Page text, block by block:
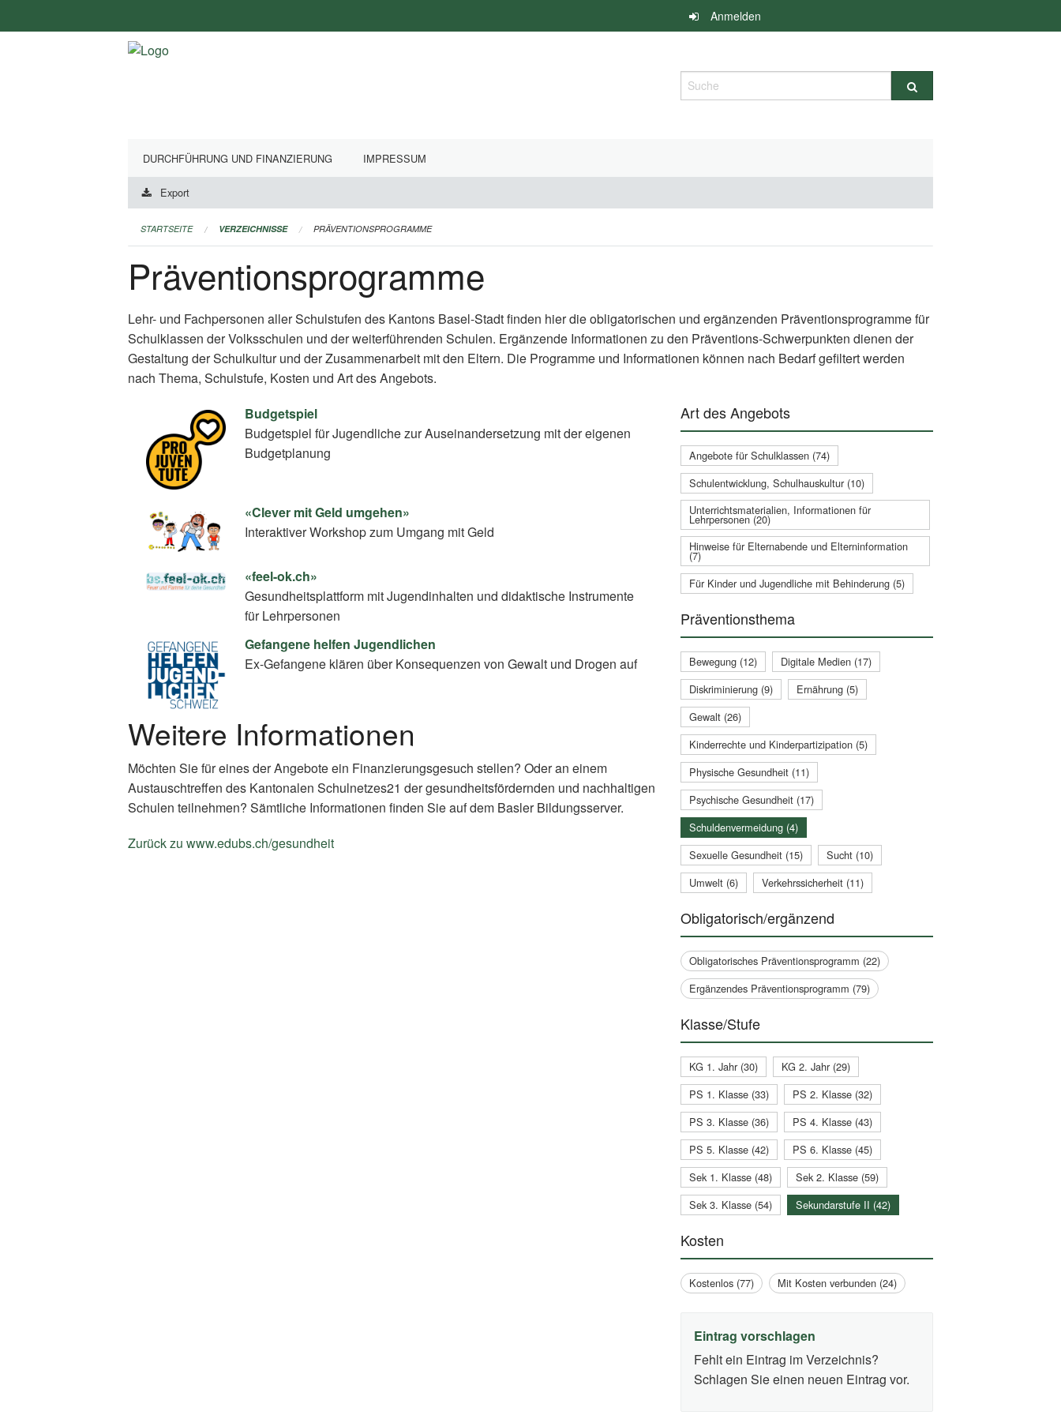
überspringen
Anmelden
Suche
DURCHFÜHRUNG UND FINANZIERUNG IMPRESSUM
Export
STARTSEITE VERZEICHNISSE PRÄVENTIONSPROGRAMME
Präventionsprogramme
Lehr- und Fachpersonen aller Schulstufen des Kantons Basel-Stadt finden hier die obligatorischen und ergänzenden Präventionsprogramme für
Schulklassen der Volksschulen und der weiterführenden Schulen. Ergänzende Informationen zu den Präventions-Schwerpunkten dienen der
Gestaltung der Schulkultur und der Zusammenarbeit mit den Eltern. Die Programme und Informationen können nach Bedarf gefiltert werden
nach Thema, Schulstufe, Kosten und Art des Angebots.
Budgetspiel
Budgetspiel für Jugendliche zur Auseinandersetzung mit der eigenen
Budgetplanung
«Clever mit Geld umgehen»
Interaktiver Workshop zum Umgang mit Geld
«feel-ok.ch»
Gesundheitsplattform mit Jugendinhalten und didaktische Instrumente
für Lehrpersonen
Gefangene helfen Jugendlichen
Ex-Gefangene klären über Konsequenzen von Gewalt und Drogen auf
Weitere Informationen
Möchten Sie für eines der Angebote ein Finanzierungsgesuch stellen? Oder an einem
Austauschtreffen des Kantonalen Schulnetzes21 der gesundheitsfördernden und nachhaltigen
Schulen teilnehmen? Sämtliche Informationen finden Sie auf dem Basler Bildungsserver.
Zurück zu www.edubs.ch/gesundheit
Art des Angebots
Angebote für Schulklassen (74)
Schulentwicklung, Schulhauskultur (10)
Unterrichtsmaterialien, Informationen für
Lehrpersonen (20)
Hinweise für Elternabende und Elterninformation
(7)
Für Kinder und Jugendliche mit Behinderung (5)
Präventionsthema
Bewegung (12)
Digitale Medien (17)
Diskriminierung (9)
Ernährung (5)
Gewalt (26)
Kinderrechte und Kinderpartizipation (5)
Physische Gesundheit (11)
Psychische Gesundheit (17)
Schuldenvermeidung (4)
Sexuelle Gesundheit (15)
Sucht (10)
Umwelt (6)
Verkehrssicherheit (11)
Obligatorisch/ergänzend
Obligatorisches Präventionsprogramm (22)
Ergänzendes Präventionsprogramm (79)
Klasse/Stufe
KG 1. Jahr (30)
KG 2. Jahr (29)
PS 1. Klasse (33)
PS 2. Klasse (32)
PS 3. Klasse (36)
PS 4. Klasse (43)
PS 5. Klasse (42)
PS 6. Klasse (45)
Sek 1. Klasse (48)
Sek 2. Klasse (59)
Sek 3. Klasse (54)
Sekundarstufe II (42)
Kosten
Kostenlos (77) Mit Kosten verbunden (24)
Eintrag vorschlagen
Fehlt ein Eintrag im Verzeichnis?
Schlagen Sie einen neuen Eintrag vor.